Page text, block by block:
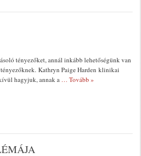
tényezőket, annál inkább lehetőségünk van
Kathryn Paige Harden klinikai
hagyjuk, annak a … Tovább »